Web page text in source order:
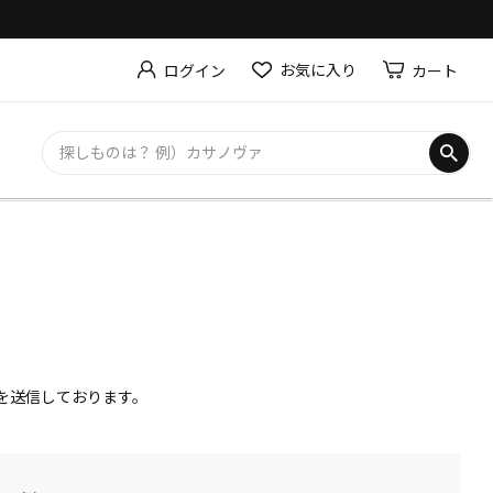
ログイン お気に入り カート
信しております。